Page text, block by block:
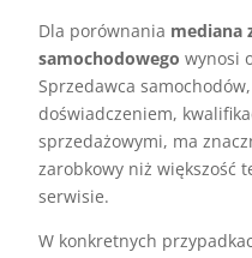
Dla porównania mediana
samochodowego wynosi
Sprzedawca
doświadczeniem,
sprzedażowymi, ma
zarobkowy niż większość
serwisie.
W konkretnych